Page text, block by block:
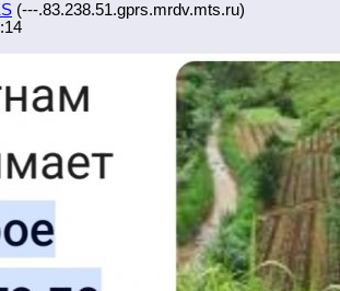
(---.83.238.51.gprs.mrdv.mts.ru)